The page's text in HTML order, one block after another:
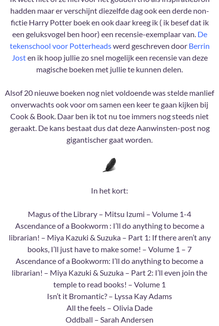
hadden maar er verschijnt diezelfde dag ook een derde non-
fictie Harry Potter boek en ook daar kreeg ik ( ik besef dat ik
een geluksvogel ben hoor) een recensie-exemplaar van. De
tekenschool voor Potterheadswerd geschreven door Berrin
Josten ik hoop jullie zo snel mogelijk een recensie van deze
magische boeken met jullie te kunnen delen.
Alsof 20 nieuwe boeken nog niet voldoende was stelde manlief
onverwachts ook voor om samen een keer te gaan kijken bij
Cook & Book. Daar ben ik tot nu toe immers nog steeds niet
geraakt. De kans bestaat dus dat deze Aanwinsten-post nog
gigantischer gaat worden.
In het kort:
Magus of the Library – Mitsu Izumi – Volume 1-4
Ascendance of a Bookworm : I’ll do anything to become a
librarian! – Miya Kazuki & Suzuka – Part 1: If there aren’t any
books, I’ll just have to make some! – Volume 1 – 7
Ascendance of a Bookworm: I’ll do anything to become a
librarian! – Miya Kazuki & Suzuka – Part 2: I’ll even join the
temple to read books! – Volume 1
Isn’t it Bromantic? – Lyssa Kay Adams
All the feels – Olivia Dade
Oddball – Sarah Andersen